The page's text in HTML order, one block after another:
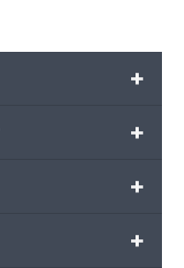
+
+
+
+